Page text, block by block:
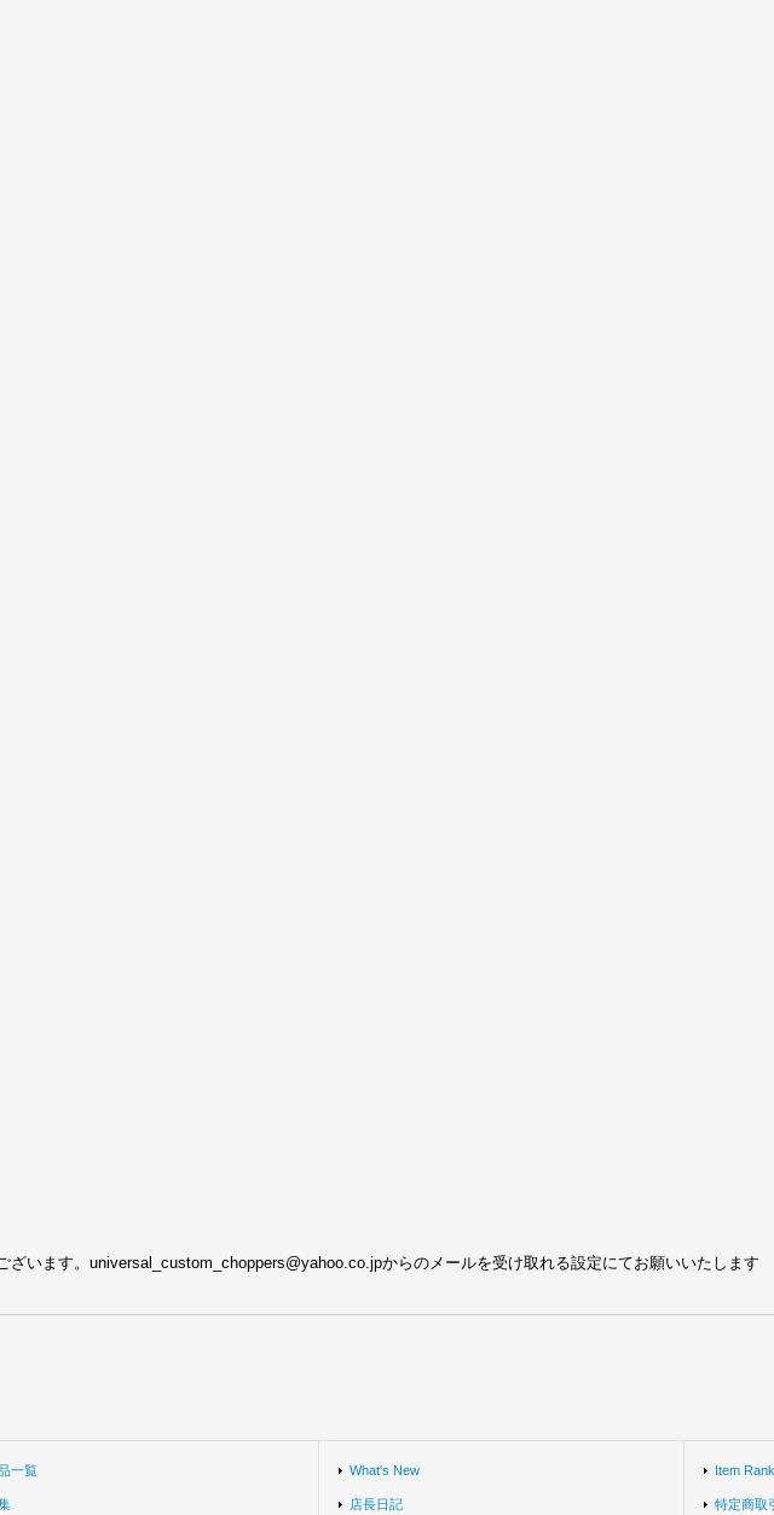
エボ、ツインカム、スポーツスターに適合します ショッピングサイトよりお買い求め頂けますhttps://
います。universal_custom_choppers@yahoo.co.jpからのメールを受け取れる設定にてお願いいたします
一覧 What's New
店長日記
Item
特定商取